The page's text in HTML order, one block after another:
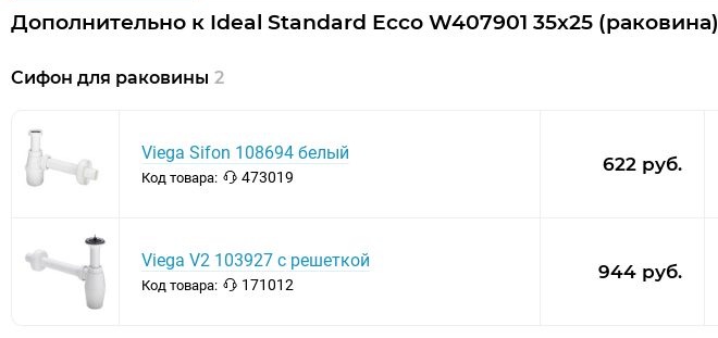
Дополнительно к Ideal Standard Ecco W407901 35x25 (раковина)
Сифон для раковины 2
Viega Sifon 108694 белый
Код товара: 473019
622 руб.
Viega V2 103927 с решеткой
Код товара: 171012
944 руб.